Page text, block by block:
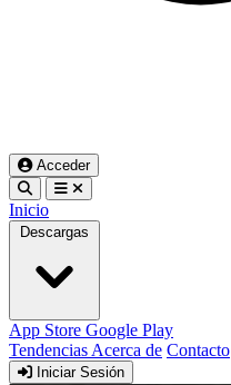
Acceder
Inicio
Descargas
App Store Google Play
Tendencias Acerca de Contacto
Iniciar Sesión